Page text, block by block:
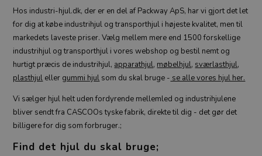
Hos industri-hjul.dk, der er en del af Packway ApS, har vi gjort det let
for dig at købe industrihjul og transporthjul i højeste kvalitet, men til
markedets laveste priser. Vælg mellem mere end 1500 forskellige
industrihjul og transporthjul i vores webshop og bestil nemt og
hurtigt præcis de industrihjul, apparathjul, møbelhjul, sværlasthjul,
plasthjul eller gummi hjul som du skal bruge - se alle vores hjul her.
Vi sælger hjul helt uden fordyrende mellemled og industrihjulene
bliver sendt fra CASCOOs tyske fabrik, direkte til dig - det gør det
billigere for dig som forbruger.;
Find det hjul du skal bruge;